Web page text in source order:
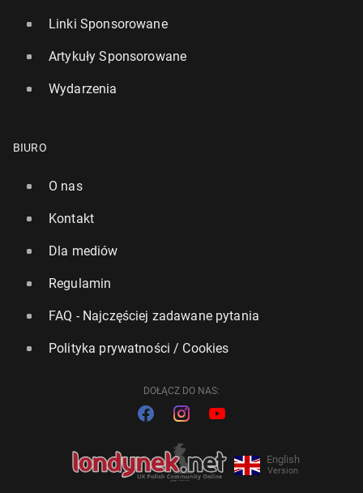
Linki Sponsorowane
Artykuły Sponsorowane
Wydarzenia
BIURO
O nas
Kontakt
Dla mediów
Regulamin
FAQ - Najczęściej zadawane pytania
Polityka prywatności / Cookies
DOŁĄCZ DO NAS:
English
Version